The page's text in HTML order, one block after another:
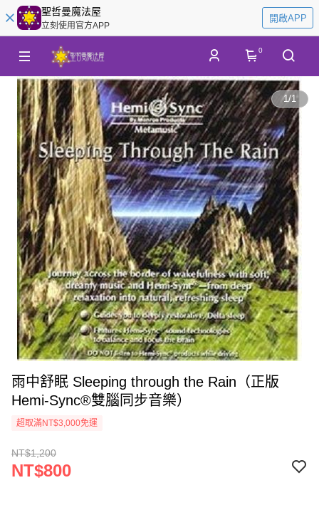
聖哲曼魔法屋
立刻使用官方APP
開啟APP
0
1/1
雨中舒眠 Sleeping through the Rain（正版
Hemi-Sync®雙腦同步音樂）
超取滿NT$3,000免運
NT$1,200
NT$800